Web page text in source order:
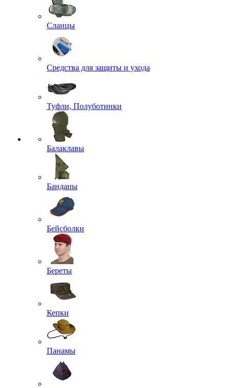
Сланцы
Средства для защиты и ухода
Туфли, Полуботинки
Балаклавы
Банданы
Бейсболки
Береты
Кепки
Панамы